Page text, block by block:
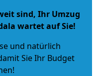
sind, Ihr Umzug
wartet auf Sie!
und natürlich
Sie Ihr Budget